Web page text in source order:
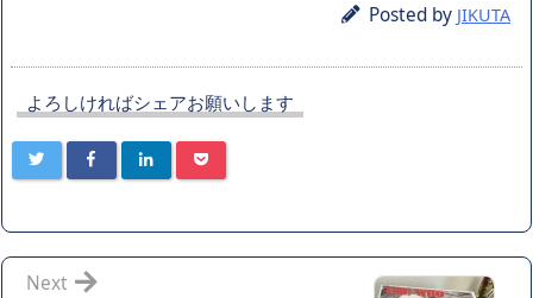
Posted by JIKUTA
よろしければシェアお願いします
Next